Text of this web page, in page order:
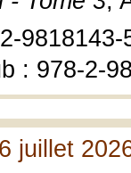
9818143-
: 978-2-
juillet